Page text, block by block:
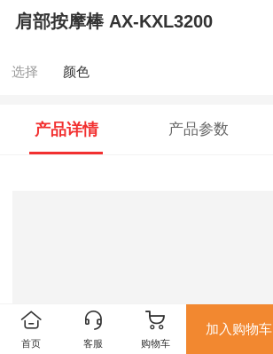
肩部按摩棒 AX-KXL3200
选择 颜色
产品详情 产品参数
首页 客服 购物车
加入购物车